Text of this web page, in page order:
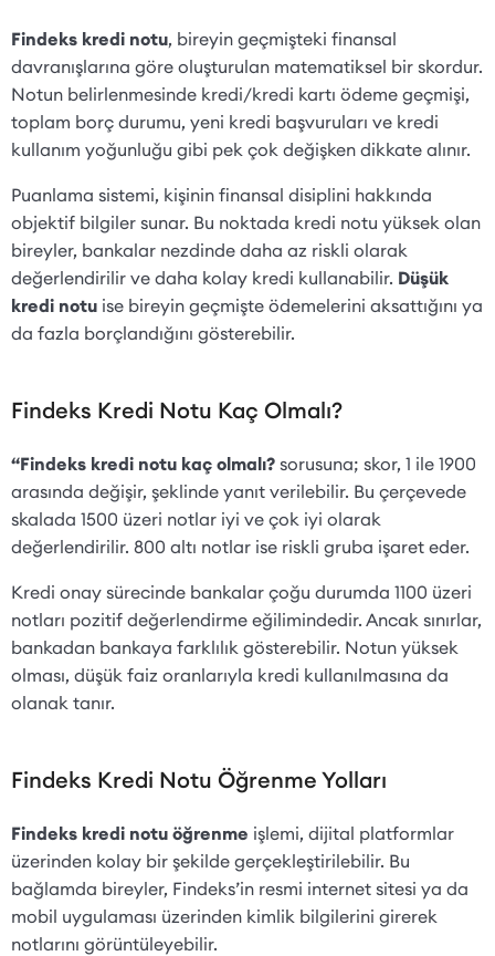
Findeks kredi notu, bireyin geçmişteki finansal
davranışlarına göre oluşturulan matematiksel bir skordur.
Notun belirlenmesinde kredi/kredi kartı ödeme geçmişi,
toplam borç durumu, yeni kredi başvuruları ve kredi
kullanım yoğunluğu gibi pek çok değişken dikkate alınır.
Puanlama sistemi, kişinin finansal disiplini hakkında
objektif bilgiler sunar. Bu noktada kredi notu yüksek olan
bireyler, bankalar nezdinde daha az riskli olarak
değerlendirilir ve daha kolay kredi kullanabilir. Düşük
kredi notu ise bireyin geçmişte ödemelerini aksattığını ya
da fazla borçlandığını gösterebilir.
Findeks Kredi Notu Kaç Olmalı?
“Findeks kredi notu kaç olmalı? sorusuna; skor, 1 ile 1900
arasında değişir, şeklinde yanıt verilebilir. Bu çerçevede
skalada 1500 üzeri notlar iyi ve çok iyi olarak
değerlendirilir. 800 altı notlar ise riskli gruba işaret eder.
Kredi onay sürecinde bankalar çoğu durumda 1100 üzeri
notları pozitif değerlendirme eğilimindedir. Ancak sınırlar,
bankadan bankaya farklılık gösterebilir. Notun yüksek
olması, düşük faiz oranlarıyla kredi kullanılmasına da
olanak tanır.
Findeks Kredi Notu Öğrenme Yolları
Findeks kredi notu öğrenme işlemi, dijital platformlar
üzerinden kolay bir şekilde gerçekleştirilebilir. Bu
bağlamda bireyler, Findeks’in resmi internet sitesi ya da
mobil uygulaması üzerinden kimlik bilgilerini girerek
notlarını görüntüleyebilir.